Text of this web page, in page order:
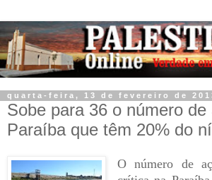
quarta-feira, 13 de fevereiro de
Sobe para 36 o número de
Paraíba que têm 20% do
O número de